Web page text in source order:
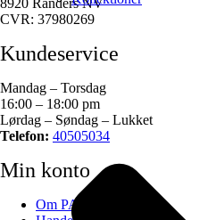
CVR: 37980269
Kundeservice
Mandag – Torsdag
16:00 – 18:00 pm
Lørdag – Søndag – Lukket
Telefon: 40505034
Min konto
Om PAPAPAPA